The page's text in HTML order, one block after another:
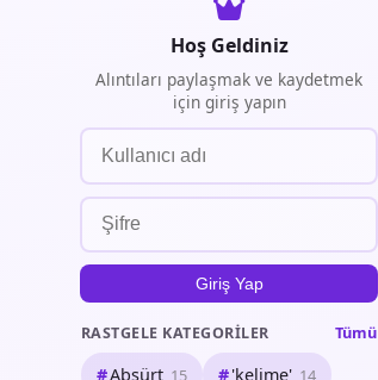
Hoş Geldiniz
Alıntıları paylaşmak ve kaydetmek
için giriş yapın
Giriş Yap
RASTGELE KATEGORILER Tümü
Absürt 15 'kelime' 14